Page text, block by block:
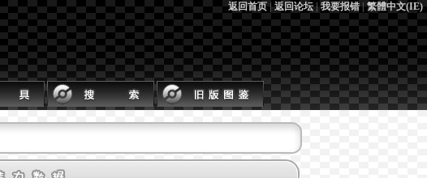
返回首页|返回论坛|我要报错|繁體中文(IE)